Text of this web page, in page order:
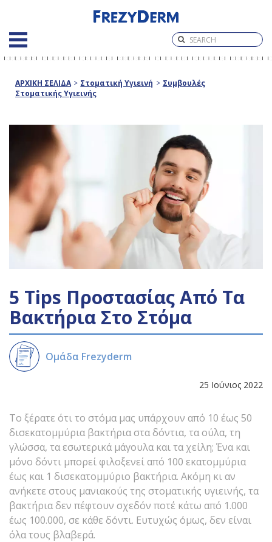
ΑΡΧΙΚΗ ΣΕΛΙΔΑ > Στοματική Υγιεινή > Συμβουλές
Στοματικής Υγιεινής
5 Tips Προστασίας Από Τα
Βακτήρια Στο Στόμα
Ομάδα Frezyderm
25 Ιούνιος 2022
Τo ξέρατε ότι το στόμα μας υπάρχουν από 10 έως 50
δισεκατομμύρια βακτήρια στα δόντια, τα ούλα, τη
γλώσσα, τα εσωτερικά μάγουλα και τα χείλη; Ένα και
μόνο δόντι μπορεί φιλοξενεί από 100 εκατομμύρια
έως και 1 δισεκατομμύριο βακτήρια. Ακόμη κι αν
ανήκετε στους μανιακούς της στοματικής υγιεινής, τα
βακτήρια δεν πέφτουν σχεδόν ποτέ κάτω από 1.000
έως 100.000, σε κάθε δόντι. Ευτυχώς όμως, δεν είναι
όλα τους βλαβερά.